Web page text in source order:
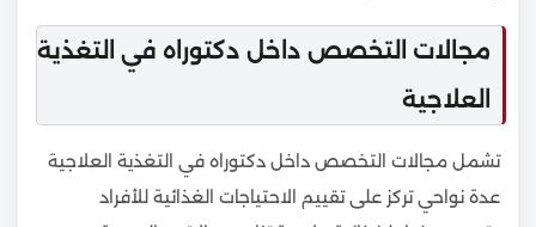
مجالات التخصص داخل دكتوراه في التغذية
العلاجية
تشمل مجالات التخصص داخل دكتوراه في التغذية العلاجية
عدة نواحي تركز على تقييم الاحتياجات الغذائية للأفراد